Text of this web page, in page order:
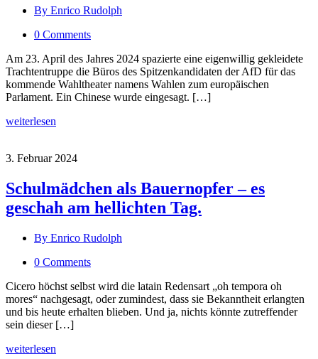
By Enrico Rudolph
0 Comments
Am 23. April des Jahres 2024 spazierte eine eigenwillig gekleidete
Trachtentruppe die Büros des Spitzenkandidaten der AfD für das
kommende Wahltheater namens Wahlen zum europäischen
Parlament. Ein Chinese wurde eingesagt. […]
weiterlesen
3. Februar 2024
Schulmädchen als Bauernopfer – es
geschah am hellichten Tag.
By Enrico Rudolph
0 Comments
Cicero höchst selbst wird die latain Redensart „oh tempora oh
mores“ nachgesagt, oder zumindest, dass sie Bekanntheit erlangten
und bis heute erhalten blieben. Und ja, nichts könnte zutreffender
sein dieser […]
weiterlesen